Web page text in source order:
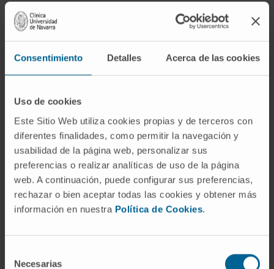
Consentimiento Detalles Acerca de las cookies
Uso de cookies
Este Sitio Web utiliza cookies propias y de terceros con
diferentes finalidades, como permitir la navegación y
usabilidad de la página web, personalizar sus
preferencias o realizar analíticas de uso de la página
web. A continuación, puede configurar sus preferencias,
rechazar o bien aceptar todas las cookies y obtener más
información en nuestra Política de Cookies.
Necesarias
Universidad de Navarra, ha agradecido “la implicación
de todos los participantes y colaboradores” y ha
asegurado que “alcanzar la décima edición con este
nivel de participación demuestra que la Carrera de
los Valientes es ya una cita consolidada en Navarra”.
Bajo el lema ‘Hoy somos todos del mismo equipo’, la
iniciativa ha logrado unir a referentes destacados del
deporte profesional, que han querido mostrar
públicamente su respaldo a la causa. A ella se han
sumadoEusebio Unzué, manager general del
equipo ciclista Movistar Team;Miguel Hernández
entrenador del Osasuna Magna Xota;Martina
Calvo, campeona de Europa de pádel;Naiara
IrigoyenyAlain Santamaría, campeones del
mundo en carrera de montaña (Kilómetro Vertical); y